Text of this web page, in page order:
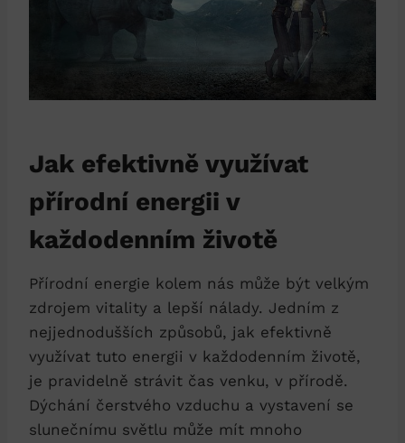
Jak efektivně využívat
přírodní energii v
každodenním životě
Přírodní energie kolem nás může být velkým
zdrojem vitality a lepší nálady. Jedním z
nejjednodušších způsobů, jak efektivně
využívat tuto energii v každodenním životě,
je pravidelně strávit čas venku, v přírodě.
Dýchání čerstvého vzduchu a vystavení se
slunečnímu světlu může mít mnoho